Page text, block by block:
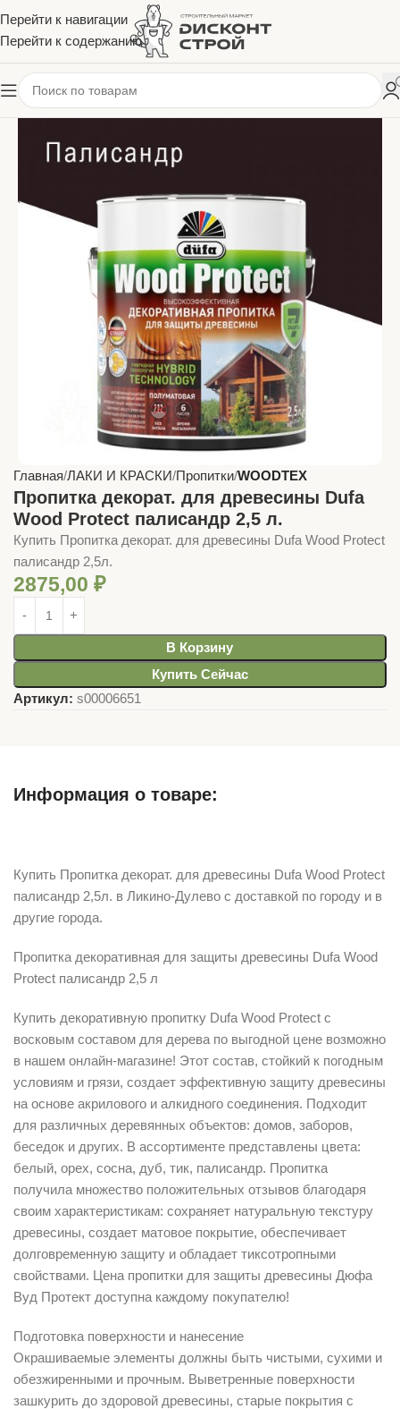
Перейти к навигации
Перейти к содержанию
Главная ЛАКИ И КРАСКИ Пропитки WOODTEX
Пропитка декорат. для древесины Dufa
Wood Protect палисандр 2,5 л.
Купить Пропитка декорат. для древесины Dufa Wood Protect
палисандр 2,5л.
2875,00 ₽
В Корзину
Купить Сейчас
Артикул: s00006651
Информация о товаре:
Купить Пропитка декорат. для древесины Dufa Wood Protect
палисандр 2,5л. в Ликино-Дулево с доставкой по городу и в
другие города.
Пропитка декоративная для защиты древесины Dufa Wood
Protect палисандр 2,5 л
Купить декоративную пропитку Dufa Wood Protect с
восковым составом для дерева по выгодной цене возможно
в нашем онлайн-магазине! Этот состав, стойкий к погодным
условиям и грязи, создает эффективную защиту древесины
на основе акрилового и алкидного соединения. Подходит
для различных деревянных объектов: домов, заборов,
беседок и других. В ассортименте представлены цвета:
белый, орех, сосна, дуб, тик, палисандр. Пропитка
получила множество положительных отзывов благодаря
своим характеристикам: сохраняет натуральную текстуру
древесины, создает матовое покрытие, обеспечивает
долговременную защиту и обладает тиксотропными
свойствами. Цена пропитки для защиты древесины Дюфа
Вуд Протект доступна каждому покупателю!
Подготовка поверхности и нанесение
Окрашиваемые элементы должны быть чистыми, сухими и
обезжиренными и прочным. Выветренные поверхности
зашкурить до здоровой древесины, старые покрытия с